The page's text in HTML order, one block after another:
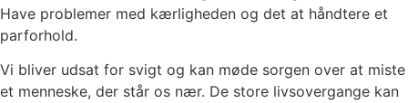
Have problemer med kærligheden og det at håndtere et
parforhold.
Vi bliver udsat for svigt og kan møde sorgen over at miste
et menneske, der står os nær. De store livsovergange kan